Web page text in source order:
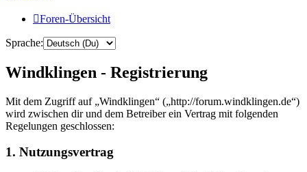
Foren-Übersicht
Sprache:
Windklingen - Registrierung
Mit dem Zugriff auf „Windklingen“ („http://forum.windklingen.de“)
wird zwischen dir und dem Betreiber ein Vertrag mit folgenden
Regelungen geschlossen:
1. Nutzungsvertrag